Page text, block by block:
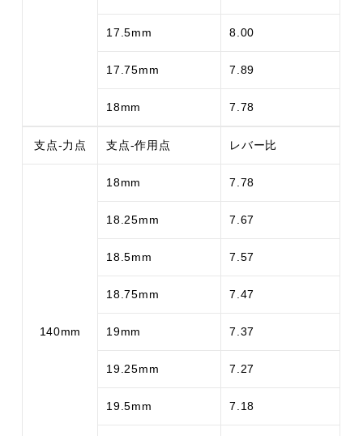
17.5mm 8.00
17.75mm 7.89
18mm 7.78
支点-力点 支点-作用点 レバー比
140mm
18mm 7.78
18.25mm 7.67
18.5mm 7.57
18.75mm 7.47
19mm 7.37
19.25mm 7.27
19.5mm 7.18